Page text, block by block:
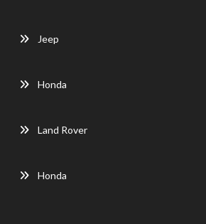
Jeep
Honda
Land Rover
Honda